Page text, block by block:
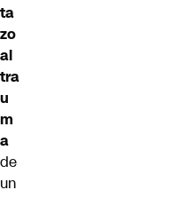
ta
zo
al
tra
u
m
a
de
un